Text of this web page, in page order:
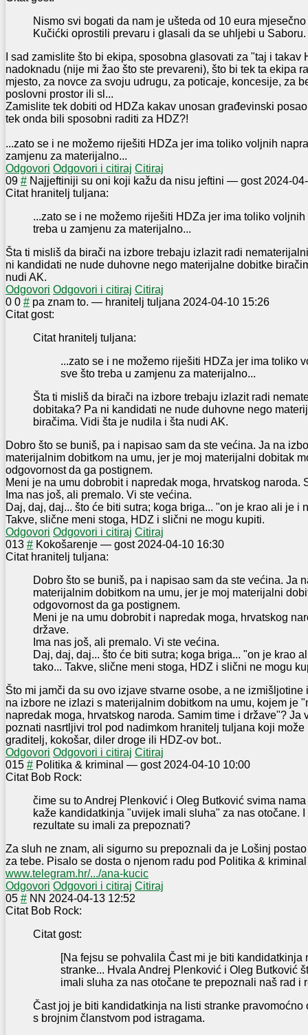
Nismo svi bogati da nam je ušteda od 10 eura
Kučićki oprostili prevaru i glasali da se uhljebi u Saboru.
I sad zamislite što bi ekipa, sposobna glasovati za "taj i takav
nadoknadu (nije mi žao što ste prevareni), što bi tek ta ekipa
mjesto, za novce za svoju udrugu, za poticaje, koncesije, za
poslovni prostor ili sl...
Zamislite tek dobiti od HDZa kakav unosan građevinski
tek onda bili sposobni raditi za HDZ?!
...zato se i ne možemo riješiti HDZa jer ima toliko voljnih
zamjenu za materijalno...
Odgovori Odgovori i citiraj Citiraj
09 # Najjeftiniji su oni koji kažu da nisu jeftini — gost 2024-
Citat hranitelj tuljana:
...zato se i ne možemo riješiti HDZa jer ima toliko
treba u zamjenu za materijalno...
Šta ti misliš da birači na izbore trebaju izlazit radi
ni kandidati ne nude duhovne nego materijalne dobitke
nudi AK.
Odgovori Odgovori i citiraj Citiraj
0 0 # pa znam to. — hranitelj tuljana 2024-04-10 15:26
Citat gost:
Citat hranitelj tuljana:
...zato se i ne možemo riješiti HDZa jer ima toliko
sve što treba u zamjenu za materijalno...
Šta ti misliš da birači na izbore trebaju izlazit radi
dobitaka? Pa ni kandidati ne nude duhovne nego
biračima. Vidi šta je nudila i šta nudi AK.
Dobro što se buniš, pa i napisao sam da ste većina. Ja na
materijalnim dobitkom na umu, jer je moj materijalni dobitak
odgovornost da ga postignem.
Meni je na umu dobrobit i napredak moga, hrvatskog naroda.
Ima nas još, ali premalo. Vi ste većina.
Daj, daj, daj... što će biti sutra; koga briga... "on je krao ali je i
Takve, slične meni stoga, HDZ i slični ne mogu kupiti.
Odgovori Odgovori i citiraj Citiraj
013 # Kokošarenje — gost 2024-04-10 16:30
Citat hranitelj tuljana:
Dobro što se buniš, pa i napisao sam da ste većina. Ja
materijalnim dobitkom na umu, jer je moj materijalni
odgovornost da ga postignem.
Meni je na umu dobrobit i napredak moga, hrvatskog
države.
Ima nas još, ali premalo. Vi ste većina.
Daj, daj, daj... što će biti sutra; koga briga... "on je krao
tako... Takve, slične meni stoga, HDZ i slični ne mogu
Što mi jamči da su ovo izjave stvarne osobe, a ne
na izbore ne izlazi s materijalnim dobitkom na umu, kojem je
napredak moga, hrvatskog naroda. Samim time i države"? Ja
poznati nasrtljivi trol pod nadimkom hranitelj tuljana koji
graditelj, kokošar, diler droge ili HDZ-ov bot..
Odgovori Odgovori i citiraj Citiraj
015 # Politika & kriminal — gost 2024-04-10 10:00
Citat Bob Rock:
čime su to Andrej Plenković i Oleg Butković svima
kaže kandidatkinja "uvijek imali sluha" za nas otočane.
rezultate su imali za prepoznati?
Za sluh ne znam, ali sigurno su prepoznali da je Lošinj
za tebe. Pisalo se dosta o njenom radu pod Politika &
www.telegram.hr/.../ana-kucic
Odgovori Odgovori i citiraj Citiraj
05 # NN 2024-04-13 12:52
Citat Bob Rock:
Citat gost:
[Na fejsu se pohvalila Čast mi je biti kandidatkinja
stranke... Hvala Andrej Plenković i Oleg Butković
imali sluha za nas otočane te prepoznali naš rad i
Čast joj je biti kandidatkinja na listi stranke pravomoćno
s brojnim članstvom pod istragama.